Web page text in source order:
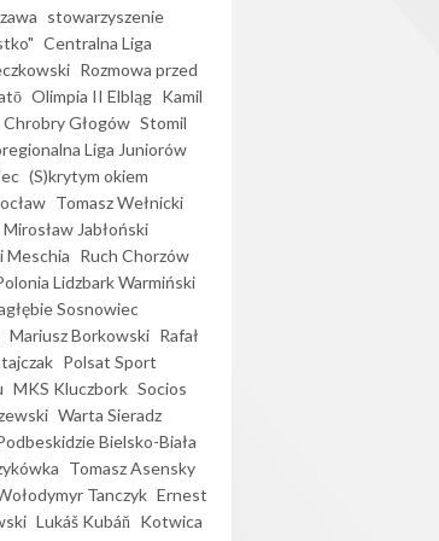
stowarzyszenie
Centralna Liga
Rozmowa przed
Olimpia II Elbląg Kamil
Chrobry Głogów Stomil
Liga Juniorów
(S)krytym okiem
Tomasz Wełnicki
Mirosław Jabłoński
Meschia Ruch Chorzów
Lidzbark Warmiński
Sosnowiec
Mariusz Borkowski Rafał
Polsat Sport
MKS Kluczbork Socios
Warta Sieradz
Bielsko-Biała
Tomasz Asensky
Tanczyk Ernest
Lukáš Kubáň Kotwica